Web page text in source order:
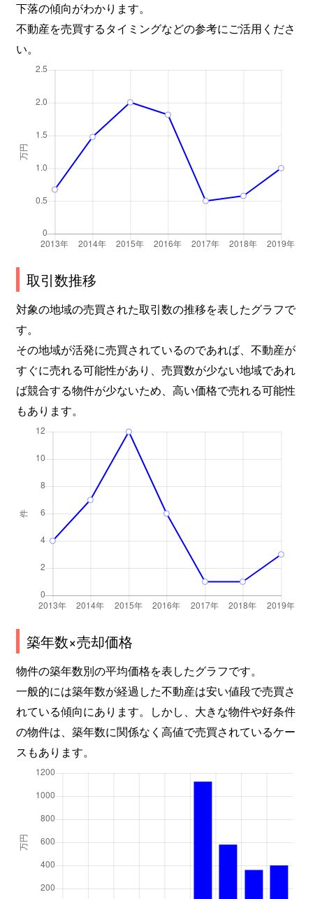
下落の傾向がわかります。
不動産を売買するタイミングなどの参考にご活用くださ
い。
取引数推移
対象の地域の売買された取引数の推移を表したグラフで
す。
その地域が活発に売買されているのであれば、不動産が
すぐに売れる可能性があり、売買数が少ない地域であれ
ば競合する物件が少ないため、高い価格で売れる可能性
もあります。
築年数×売却価格
物件の築年数別の平均価格を表したグラフです。
一般的には築年数が経過した不動産は安い値段で売買さ
れている傾向にあります。しかし、大きな物件や好条件
の物件は、築年数に関係なく高値で売買されているケー
スもあります。